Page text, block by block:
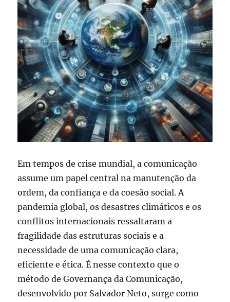
Em tempos de crise mundial, a comunicação
assume um papel central na manutenção da
ordem, da confiança e da coesão social. A
pandemia global, os desastres climáticos e os
conflitos internacionais ressaltaram a
fragilidade das estruturas sociais e a
necessidade de uma comunicação clara,
eficiente e ética. É nesse contexto que o
método de Governança da Comunicação,
desenvolvido por Salvador Neto, surge como